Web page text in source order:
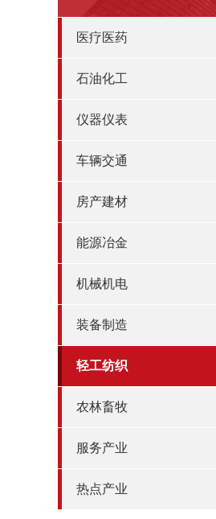
医疗医药
石油化工
仪器仪表
车辆交通
房产建材
能源冶金
机械机电
装备制造
轻工纺织
农林畜牧
服务产业
热点产业